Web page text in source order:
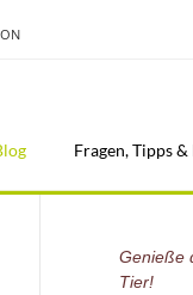
Fragen, Tipps
Genieße
Tier!